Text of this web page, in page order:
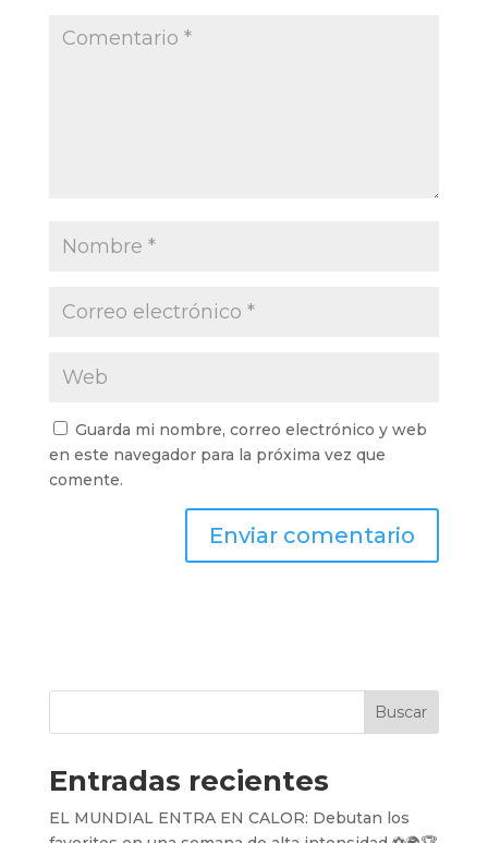
Guarda mi nombre, correo electrónico y web
en este navegador para la próxima vez que
comente.
Buscar
Entradas recientes
EL MUNDIAL ENTRA EN CALOR: Debutan los